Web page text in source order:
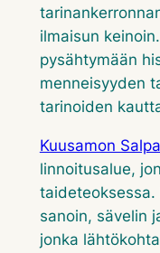
ilmaisun
pysähtymään
menneisyyden
tarinoiden
Kuusamon
linnoitusalue,
taideteoksessa.
sanoin, sävelin
jonka